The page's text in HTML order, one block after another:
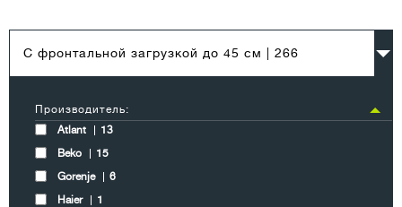
С фронтальной загрузкой до 45 см | 266
Производитель:
Atlant
13
Beko
15
Gorenje
6
Haier
1